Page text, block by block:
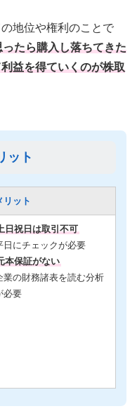
地位や権利のことで
たら購入し落ちてきた
益を得ていくのが株取
ット
リット
日祝日は取引不可
日にチェックが必要
本保証がない
業の財務諸表を読む分析
必要